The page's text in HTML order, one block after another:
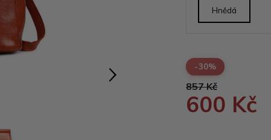
Hnědá
-30%
857 Kč
600 Kč